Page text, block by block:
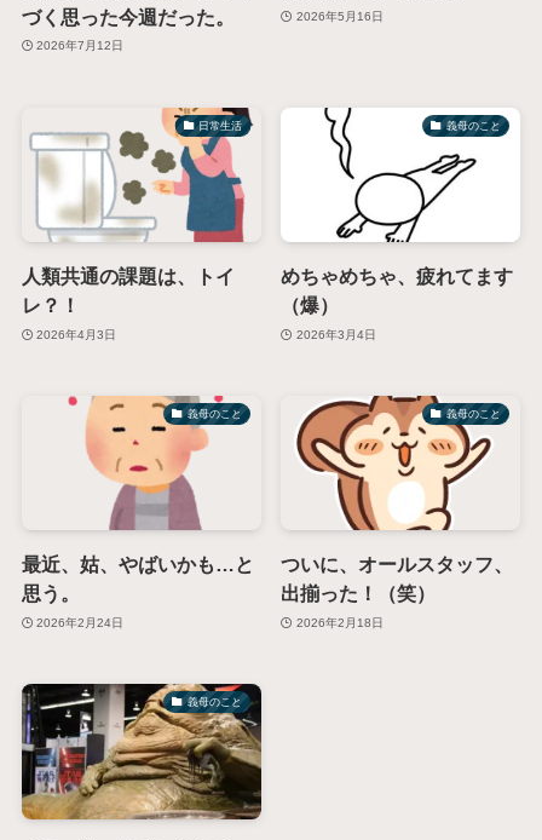
づく思った今週だった。
2026年7月12日
2026年5月16日
日常生活
人類共通の課題は、トイ
レ？！
2026年4月3日
義母のこと
めちゃめちゃ、疲れてます
（爆）
2026年3月4日
義母のこと
最近、姑、やばいかも…と
思う。
2026年2月24日
義母のこと
ついに、オールスタッフ、
出揃った！（笑）
2026年2月18日
義母のこと